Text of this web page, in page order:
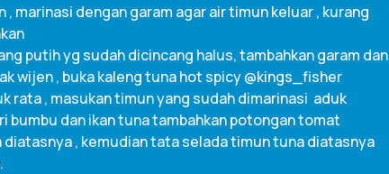
, marinasi dengan garam agar air timun keluar , kurang
putih yg sudah dicincang halus, tambahkan garam dan
wijen , buka kaleng tuna hot spicy @kings_fisher
rata , masukan timun yang sudah dimarinasi aduk
bumbu dan ikan tuna tambahkan potongan tomat
diatasnya , kemudian tata selada timun tuna diatasnya